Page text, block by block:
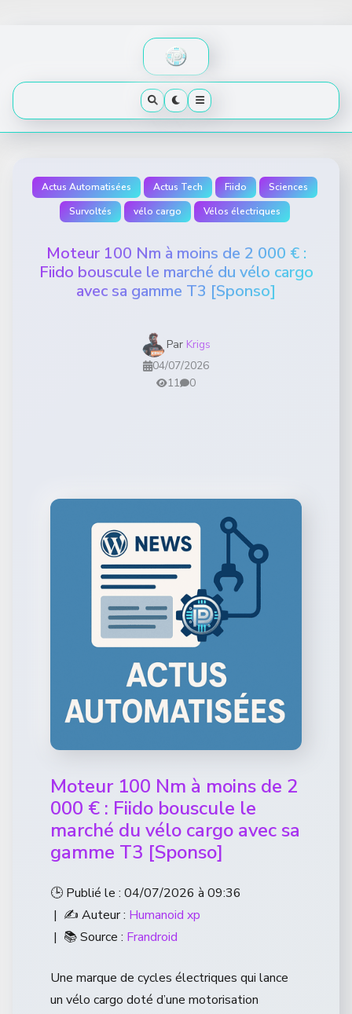
Actus Automatisées Actus Tech Fiido
Sciences
Survoltés
vélo cargo Vélos électriques
Moteur 100 Nm à moins de 2 000 € :
Fiido bouscule le marché du vélo cargo
avec sa gamme T3 [Sponso]
Par Krigs
04/07/2026
11
0
Moteur 100 Nm à moins de 2
000 € : Fiido bouscule le
marché du vélo cargo avec sa
gamme T3 [Sponso]
🕒 Publié le : 04/07/2026 à 09:36
| ✍️ Auteur : Humanoid xp
| 📚 Source : Frandroid
Une marque de cycles électriques qui lance
un vélo cargo doté d’une motorisation